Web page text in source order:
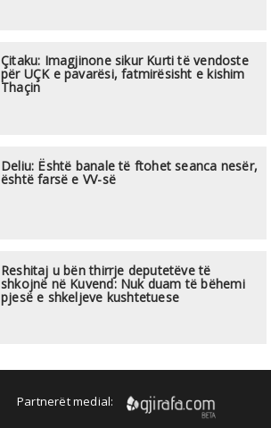
Çitaku: Imagjinone sikur Kurti të vendoste
për UÇK e pavarësi, fatmirësisht e kishim
Thaçin
Deliu: Është banale të ftohet seanca nesër,
është farsë e VV-së
Reshitaj u bën thirrje deputetëve të
shkojnë në Kuvend: Nuk duam të bëhemi
pjesë e shkeljeve kushtetuese
Partnerët medial: